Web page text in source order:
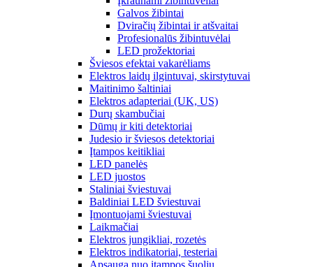
Galvos žibintai
Dviračių žibintai ir atšvaitai
Profesionalūs žibintuvėlai
LED prožektoriai
Šviesos efektai vakarėliams
Elektros laidų ilgintuvai, skirstytuvai
Maitinimo šaltiniai
Elektros adapteriai (UK, US)
Durų skambučiai
Dūmų ir kiti detektoriai
Judesio ir šviesos detektoriai
Įtampos keitikliai
LED panelės
LED juostos
Staliniai šviestuvai
Baldiniai LED šviestuvai
Įmontuojami šviestuvai
Laikmačiai
Elektros jungikliai, rozetės
Elektros indikatoriai, testeriai
Apsauga nuo įtampos šuolių